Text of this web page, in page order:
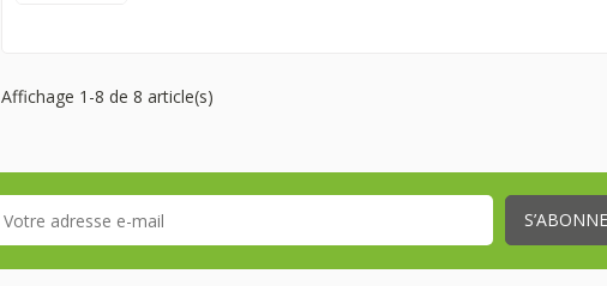
Affichage 1-8 de 8 article(s)